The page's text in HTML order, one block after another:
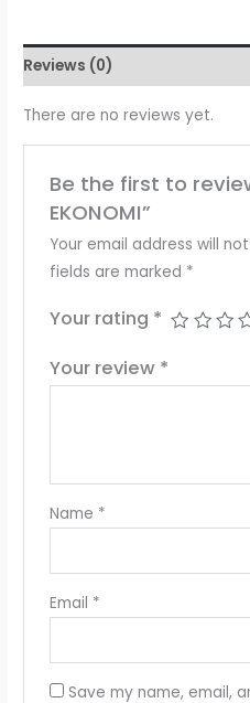
Reviews (0)
There are no reviews yet.
Be the first to review
EKONOMI”
Your email address will
fields are marked *
Your rating *
Your review *
Name *
Email *
Save my name, email,